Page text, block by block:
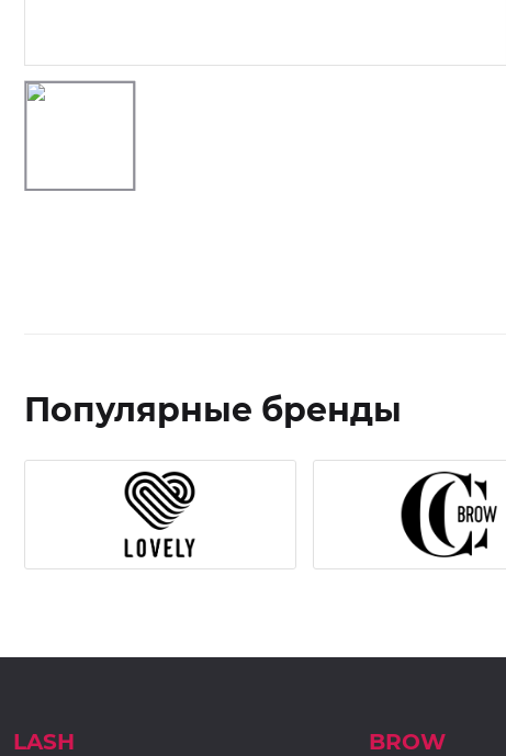
Популярные бренды
LASH BROW